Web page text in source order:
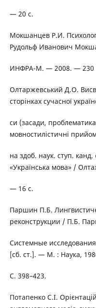
— 20 с.
Мокшанцев Р.И.
Рудольф Иванович
ИНФРА-М. — 2008. — 230
Олтаржевський Д.О.
сторінках сучасної
си (засади,
мовностилістичні
на здоб. наук. ступ.
«Українська мова» /
— 16 с.
Паршин П.Б.
реконструкции / П.Б.
Системные
[сб. ст.]. — М. : Наука,
С. 398–423.
Потапенко С.І.